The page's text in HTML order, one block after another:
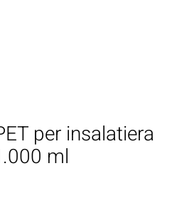
per insalatiera
ml